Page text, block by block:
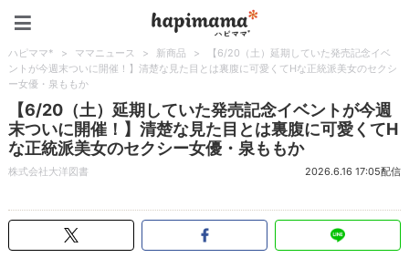
ハピママ* > ママニュース > 新商品 >
【6/20（土）延期していた発売記念イベ
ントが今週末ついに開催！】清楚な見た目とは裏腹に可愛くてHな正統派美女のセクシ
ー女優・泉ももか
【6/20（土）延期していた発売記念イベントが今週
末ついに開催！】清楚な見た目とは裏腹に可愛くてH
な正統派美女のセクシー女優・泉ももか
株式会社大洋図書 2026.6.16 17:05配信